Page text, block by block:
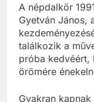
A népdalkör
Gyetván János,
találkozik a
próba kedvéért,
örömére
Gyakran